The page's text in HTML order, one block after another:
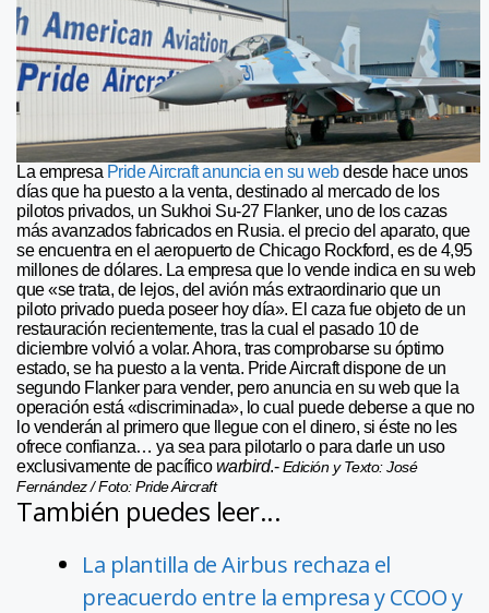
La empresa Pride Aircraft anuncia en su webdesde hace unos
días que ha puesto a la venta, destinado al mercado de los
pilotos privados, un Sukhoi Su-27 Flanker, uno de los cazas
más avanzados fabricados en Rusia. el precio del aparato, que
se encuentra en el aeropuerto de Chicago Rockford, es de 4,95
millones de dólares. La empresa que lo vende indica en su web
que «se trata, de lejos, del avión más extraordinario que un
piloto privado pueda poseer hoy día». El caza fue objeto de un
restauración recientemente, tras la cual el pasado 10 de
diciembre volvió a volar. Ahora, tras comprobarse su óptimo
estado, se ha puesto a la venta. Pride Aircraft dispone de un
segundo Flanker para vender, pero anuncia en su web que la
operación está «discriminada», lo cual puede deberse a que no
lo venderán al primero que llegue con el dinero, si éste no les
ofrece confianza… ya sea para pilotarlo o para darle un uso
exclusivamente de pacíficowarbird.-Edición y Texto: José
Fernández / Foto: Pride Aircraft
También puedes leer...
La plantilla de Airbus rechaza el
preacuerdo entre la empresa y CCOO y